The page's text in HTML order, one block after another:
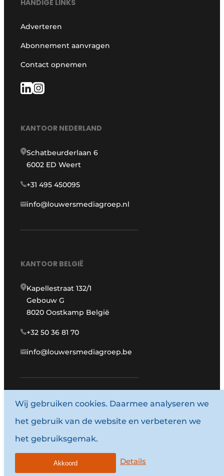
HANDIGE LINKS
Adverteren
Abonnement aanvragen
Contact opnemen
KANTOOR NEDERLAND
Schatbeurderlaan 6
6002 ED Weert
+31 495 450095
info@louwersmediagroep.nl
KANTOOR BELGIË
Kapellestraat 132/1
Gebouw G
8020 Oostkamp België
+32 50 36 81 70
info@louwersmediagroep.be
www.louwersmediagroep.com
© 1987 - 2026 Louwersmediagroep.
Algemene voorwaarden
Wij gebruiken cookies. Daarmee analyseren we
het gebruik van de website en verbeteren we
het gebruiksgemak.
Details
Akkoord